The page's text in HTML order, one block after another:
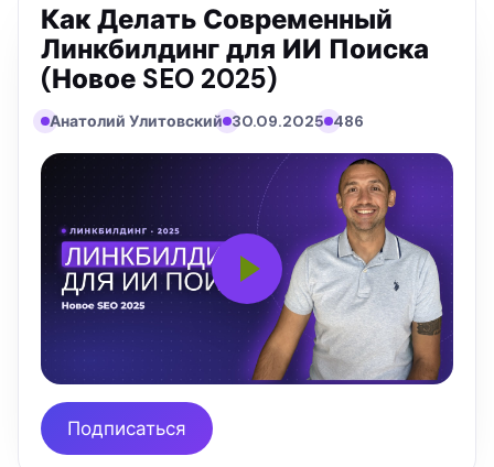
Как Делать Современный
Линкбилдинг для ИИ Поиска
(Новое SEO 2025)
Анатолий Улитовский 30.09.2025 486
Подписаться